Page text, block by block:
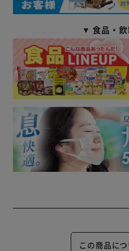
▼ 食品・
この商品に